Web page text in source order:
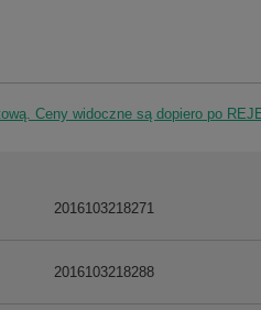
Ceny widoczne są dopiero po
2016103218271
2016103218288